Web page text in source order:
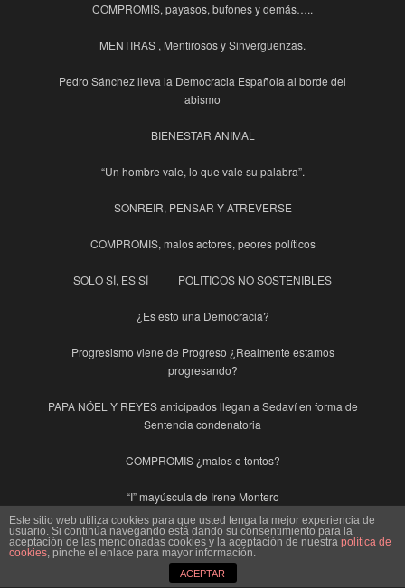
COMPROMIS, payasos, bufones y demás…..
MENTIRAS , Mentirosos y Sinverguenzas.
Pedro Sánchez lleva la Democracia Española al borde del
abismo
BIENESTAR ANIMAL
“Un hombre vale, lo que vale su palabra”.
SONREIR, PENSAR Y ATREVERSE
COMPROMIS, malos actores, peores políticos
SOLO SÍ, ES SÍ POLITICOS NO SOSTENIBLES
¿Es esto una Democracia?
Progresismo viene de Progreso ¿Realmente estamos
progresando?
PAPA NÖEL Y REYES anticipados llegan a Sedaví en forma de
Sentencia condenatoria
COMPROMIS ¿malos o tontos?
“I” mayúscula de Irene Montero
EL CÓDIGO PENAL AVECREM.
SEDAVÍ, Basuras y otras suciedades
Este sitio web utiliza cookies para que usted tenga la mejor experiencia de
usuario. Si continúa navegando está dando su consentimiento para la
aceptación de las mencionadas cookies y la aceptación de nuestra política de
cookies, pinche el enlace para mayor información.
ACEPTAR